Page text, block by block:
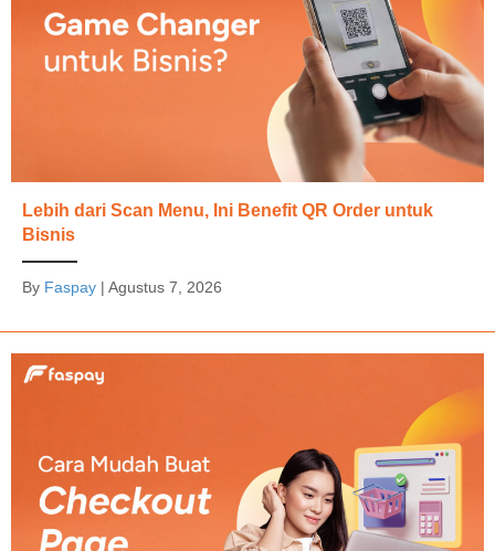
Lebih dari Scan Menu, Ini Benefit QR Order untuk
Bisnis
By Faspay | Agustus 7, 2026